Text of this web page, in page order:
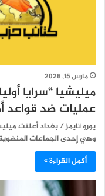
مارس 15, 2026
ميليشيا “سرايا
عمليات ضد قواعد
يورو تايمز / بغداد أعلنت
وهي إحدى الجماعات
أكمل القراءة »